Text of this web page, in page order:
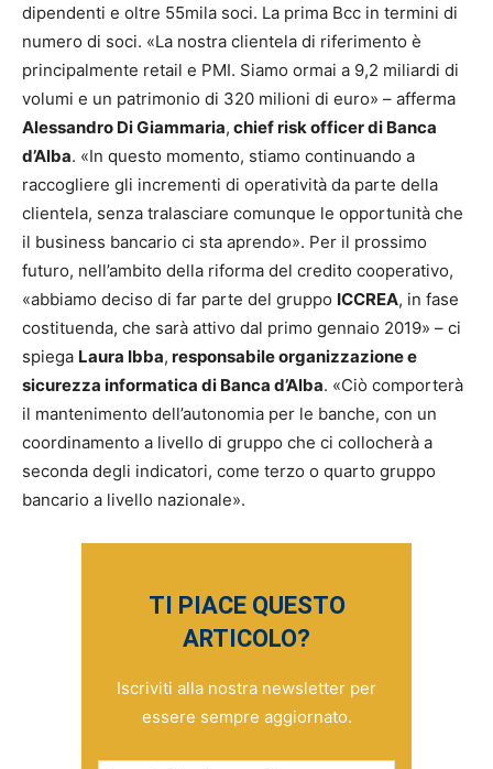
dipendenti e oltre 55mila soci. La prima Bcc in termini di
numero di soci. «La nostra clientela di riferimento è
principalmente retail e PMI. Siamo ormai a 9,2 miliardi di
volumi e un patrimonio di 320 milioni di euro» – afferma
Alessandro Di Giammaria, chief risk officer di Banca
d’Alba. «In questo momento, stiamo continuando a
raccogliere gli incrementi di operatività da parte della
clientela, senza tralasciare comunque le opportunità che
il business bancario ci sta aprendo». Per il prossimo
futuro, nell’ambito della riforma del credito cooperativo,
«abbiamo deciso di far parte del gruppo ICCREA, in fase
costituenda, che sarà attivo dal primo gennaio 2019» – ci
spiega Laura Ibba, responsabile organizzazione e
sicurezza informatica di Banca d’Alba. «Ciò comporterà
il mantenimento dell’autonomia per le banche, con un
coordinamento a livello di gruppo che ci collocherà a
seconda degli indicatori, come terzo o quarto gruppo
bancario a livello nazionale».
TI PIACE QUESTO
ARTICOLO?
Iscriviti alla nostra newsletter per
essere sempre aggiornato.